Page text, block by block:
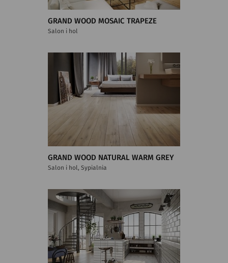
GRAND WOOD MOSAIC TRAPEZE
Salon i hol
GRAND WOOD NATURAL WARM GREY
Salon i hol, Sypialnia